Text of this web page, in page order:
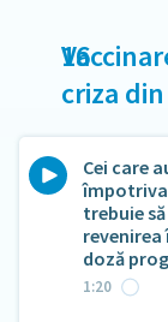
16
criza
Cei care
împotriva
trebuie
doză
1:20